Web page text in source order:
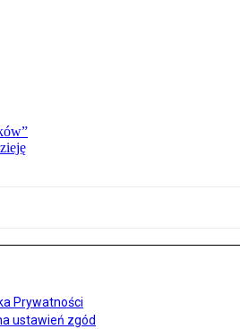
Prywatności
ustawień zgód